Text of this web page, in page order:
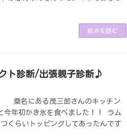
続きを読む
ト診断/出張親子診断♪
桑名にある茂三郎さんのキッチン
今年初かき氷を食べました！！ ラム
くらいトッピングしてあったんです